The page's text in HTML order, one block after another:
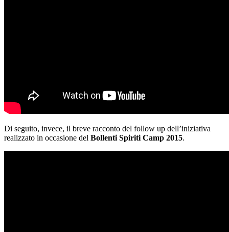
Di seguito, invece, il breve racconto del follow up dell’iniziativa
realizzato in occasione del Bollenti Spiriti Camp 2015.